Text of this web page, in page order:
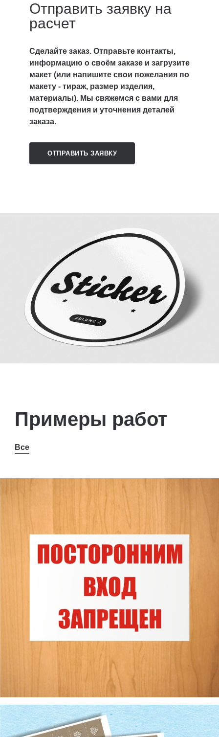
Отправить заявку на
расчет
Сделайте заказ. Отправьте контакты,
информацию о своём заказе и загрузите
макет (или напишите свои пожелания по
макету - тираж, размер изделия,
материалы). Мы свяжемся с вами для
подтверждения и уточнения деталей
заказа.
ОТПРАВИТЬ ЗАЯВКУ
Примеры работ
Все